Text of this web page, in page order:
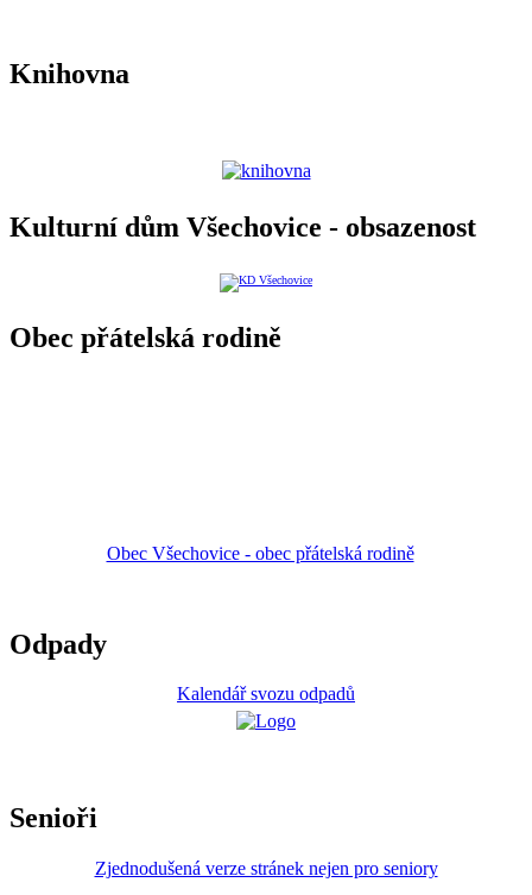
Knihovna
Kulturní dům Všechovice - obsazenost
Obec přátelská rodině
Obec Všechovice - obec přátelská rodině
Odpady
Kalendář svozu odpadů
Senioři
Zjednodušená verze stránek nejen pro seniory